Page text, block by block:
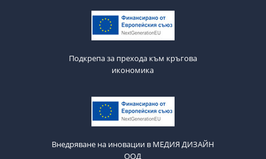
Подкрепа за прехода към кръгова
икономика
Внедряване на иновации в МЕДИЯ ДИЗАЙН
ООД